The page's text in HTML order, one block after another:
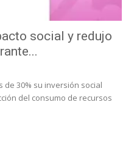
social y redujo
de 30% su inversión social
del consumo de recursos